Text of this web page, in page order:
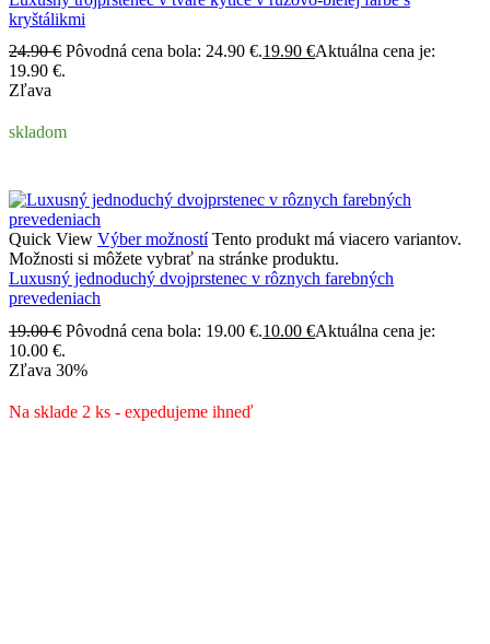
kryštálikmi
24.90€ Pôvodná cena bola: 24.90 €.19.90 €Aktuálna cena je:
19.90 €.
Zľava
skladom
Quick View Výber možností Tento produkt má viacero variantov.
Možnosti si môžete vybrať na stránke produktu.
Luxusný jednoduchý dvojprstenec v rôznych farebných
prevedeniach
19.00€ Pôvodná cena bola: 19.00 €.10.00 €Aktuálna cena je:
10.00 €.
Zľava 30%
Na sklade 2 ks - expedujeme ihneď